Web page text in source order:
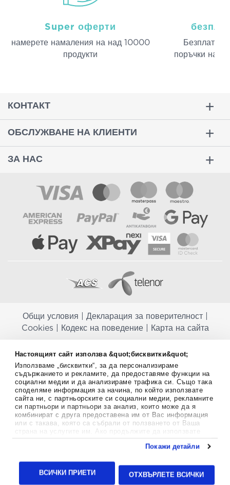
Настоящият сайт използва &quot;бисквитки&quot;
Използваме „бисквитки“, за да персонализираме
съдържанието и рекламите, да предоставяме функции на
социални медии и да анализираме трафика си. Също така
споделяме информация за начина, по който използвате
сайта ни, с партньорските си социални медии, рекламните
си партньори и партньори за анализ, които може да я
комбинират с друга предоставена им от Вас информация
или с такава, която са събрали от ползването от Ваша
страна на услугите им. Ако продължите да използвате
тук.
Покажи детайли
ВСИЧКИ ПРИЕТИ ОТХВЪРЛЕТЕ ВСИЧКИ
Super оферти
намерeте намаления на над 10000
продукти
Безплатна
поръчки над
КОНТАКТ
ОБСЛУЖВАНЕ НА КЛИЕНТИ
ЗА НАС
Общи условия Декларация за поверителност|
Cookies
Кодекс на поведение| Карта на сайта
заместват балансираната диета и не са предназначени за
профилактика, лечение или лечение на човешки заболявания.
Консултирайте се с Вашия лекар, ако сте бременна, кърмите,
приемате лекарства или имате някакви здравословни проблеми,
преди да използвате някаква хранителна добавка. Непрекъснато се
стремим да ви предоставяме точна и валидна информация. Ако
имате някакви въпроси или коментари относно тях, моля свържете
се с нас.
Aptekapromahon.com eBusinessTeam • Website by
24lc.gr